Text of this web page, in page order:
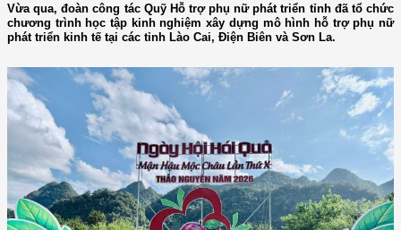
Vừa qua, đoàn công tác Quỹ Hỗ trợ phụ nữ phát triển tỉnh đã tổ chức
chương trình học tập kinh nghiệm xây dựng mô hình hỗ trợ phụ nữ
phát triển kinh tế tại các tỉnh Lào Cai, Điện Biên và Sơn La.